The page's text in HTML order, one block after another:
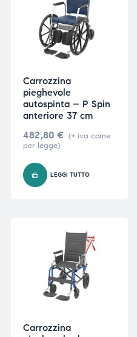
Carrozzina
pieghevole
autospinta – P Spin
anteriore 37 cm
482,80 € (+ iva come
per legge)
LEGGI TUTTO
Carrozzina